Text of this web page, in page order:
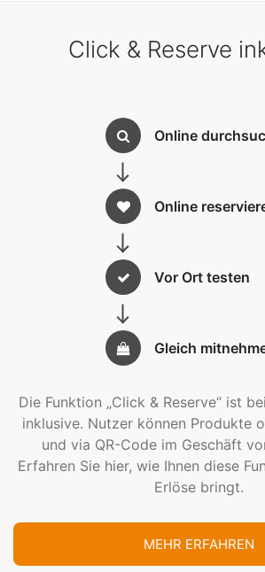
eingebunden werden.
Verschiedene Zahlarten wie
oder Lastschrift stehen zur
können die Zahlungsdienstleister
Payments genutzt werden.
Individuelle Zusatzoptionen
Bei Bedarf können z.B. die
Partner als buchbare
werden. Sie profitieren von
Enterprise
Erfassung durch
Ihre Geschäftsstellen können die
Kundenauftrag zu schalten.
Click & Reserve
Online
Online
Vor Ort testen
Gleich
Die Funktion „Click & Reserve“ ist
inklusive. Nutzer können Produkte
und via QR-Code im Geschäft
Erfahren Sie hier, wie Ihnen diese
Erlöse bringt.
MEHR ERFAHREN